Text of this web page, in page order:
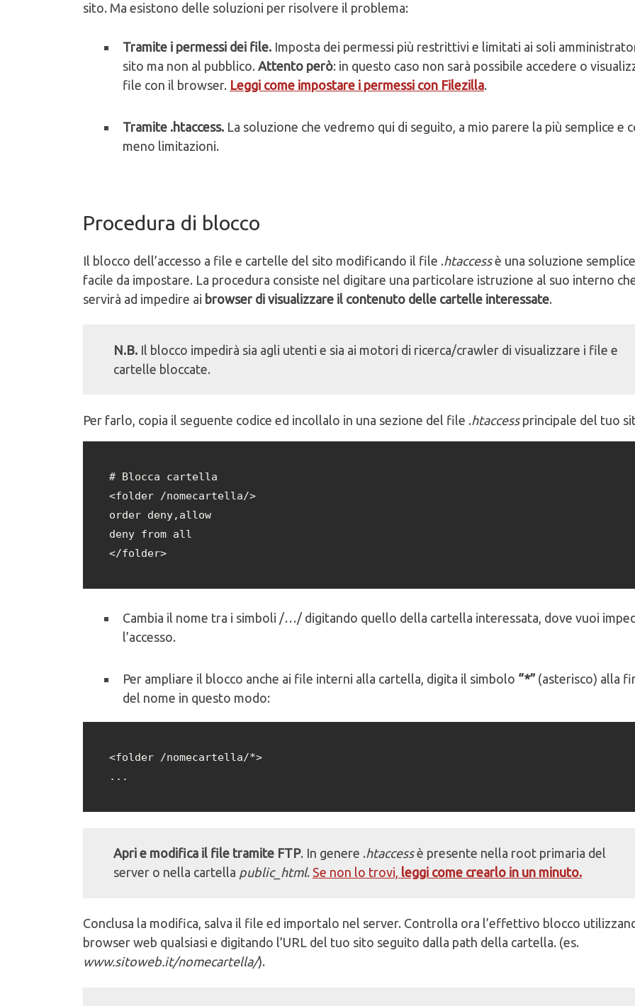
sito. Ma esistono delle soluzioni per risolvere il problema:
Tramite i permessi dei file. Imposta dei permessi più restrittivi e limitati ai soli
sito ma non al pubblico. Attento però: in questo caso non sarà possibile accedere o
file con il browser. Leggi come impostare i permessi con Filezilla.
Tramite .htaccess. La soluzione che vedremo qui di seguito, a mio parere la più semplice e
meno limitazioni.
Procedura di blocco
Il blocco dell’accesso a file e cartelle del sito modificando il file .htaccessè una soluzione
facile da impostare. La procedura consiste nel digitare una particolare istruzione al suo interno
servirà ad impedire ai browser di visualizzare il contenuto delle cartelle interessate.
N.B.Il blocco impedirà sia agli utenti e sia ai motori di ricerca/crawler di visualizzare i file e
cartelle bloccate.
Per farlo, copia il seguente codice ed incollalo in una sezione del file .htaccess principale del tuo
# Blocca cartella
<folder /nomecartella/>
order deny,allow
deny from all
</folder>
Cambia il nome tra i simboli /…/ digitando quello della cartella interessata, dove vuoi
l’accesso.
Per ampliare il blocco anche ai file interni alla cartella, digita il simbolo “*” (asterisco) alla
del nome in questo modo:
<folder /nomecartella/*>
...
Apri e modifica il file tramite FTP. In genere .htaccessè presente nella root primaria del
server o nella cartella public_html. Se non lo trovi, leggi come crearlo in un minuto.
Conclusa la modifica, salva il file ed importalo nel server. Controlla ora l’effettivo blocco
browser web qualsiasi e digitando l’URL del tuo sito seguito dalla path della cartella. (es.
www.sitoweb.it/nomecartella/).